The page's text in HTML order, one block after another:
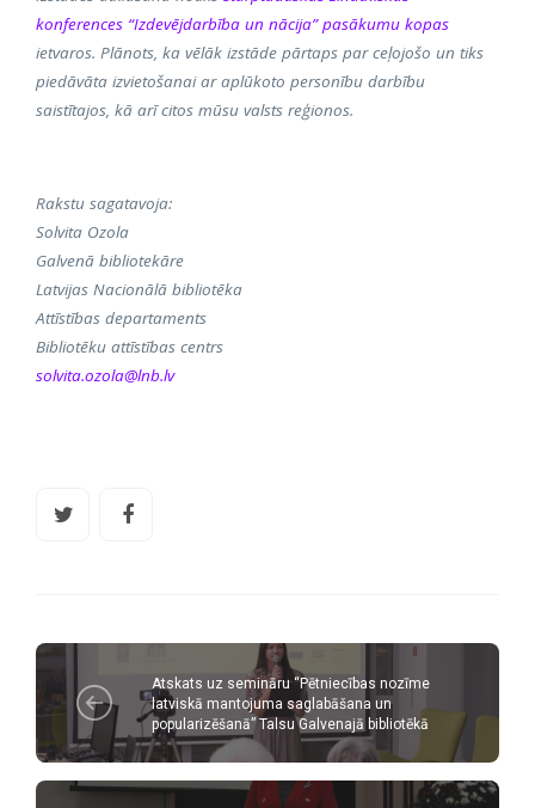
konferences “Izdevējdarbība un nācija” pasākumu kopas
ietvaros. Plānots, ka vēlāk izstāde pārtaps par ceļojošo un tiks
piedāvāta izvietošanai ar aplūkoto personību darbību
saistītajos, kā arī citos mūsu valsts reģionos.
Rakstu sagatavoja:
Solvita Ozola
Galvenā bibliotekāre
Latvijas Nacionālā bibliotēka
Attīstības departaments
Bibliotēku attīstības centrs
solvita.ozola@lnb.lv
Atskats uz semināru “Pētniecības nozīme
latviskā mantojuma saglabāšana un
popularizēšanā” Talsu Galvenajā bibliotēkā